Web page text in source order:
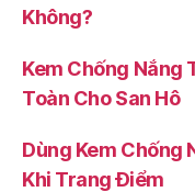
Không?
Kem Chống Nắng
Toàn Cho San Hô
Dùng Kem Chống
Khi Trang Điểm